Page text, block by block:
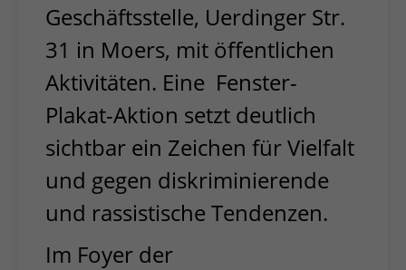
Geschäftsstelle, Uerdinger Str.
31 in Moers, mit öffentlichen
Aktivitäten. Eine Fenster-
Plakat-Aktion setzt deutlich
sichtbar ein Zeichen für Vielfalt
und gegen diskriminierende
und rassistische Tendenzen.
Im Foyer der